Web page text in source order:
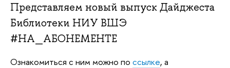
Представляем новый выпуск Дайджеста
Библиотеки НИУ ВШЭ
#НА_АБОНЕМЕНТЕ
Ознакомиться с ним можно по ссылке, а